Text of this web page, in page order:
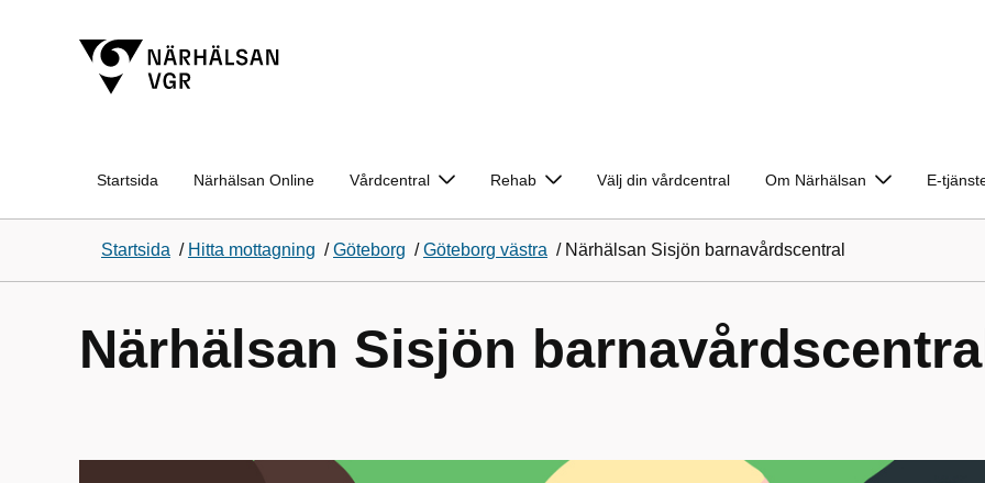
Startsida Närhälsan Online Vårdcentral Rehab Välj din vårdcentral Om Närhälsan E-
Startsida / Hitta mottagning /Göteborg /Göteborg västra / Närhälsan Sisjön barnavårdscentral
Närhälsan Sisjön barnavårdscentral